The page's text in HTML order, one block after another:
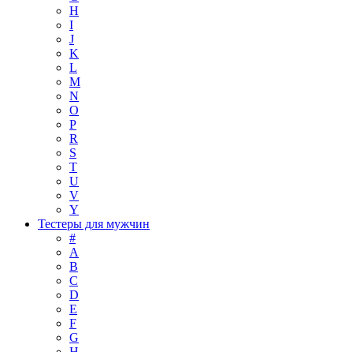
H
I
J
K
L
M
N
O
P
R
S
T
U
V
Y
Тестеры для мужчин
#
A
B
C
D
E
F
G